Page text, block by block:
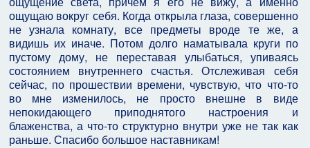
ощущаю вокруг себя. Когда открыла глаза, совершенно
не узнала комнату, все предметы вроде те же, а
видишь их иначе. Потом долго наматывала круги по
пустому дому, не переставая улыбаться, упиваясь
состоянием внутреннего счастья. Отслеживая себя
сейчас, по прошествии времени, чувствую, что что-то
во мне изменилось, не просто внешне в виде
непокидающего приподнятого настроения и
блаженства, а что-то структурно внутри уже не так как
раньше. Спасибо большое наставникам!